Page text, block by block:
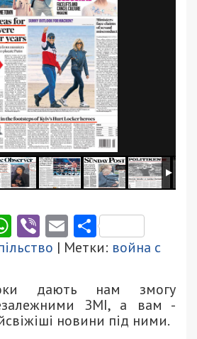
WhatsApp
ViberEmail
| Метки: война с
дають нам змогу
ЗМІ, а вам -
новини під ними.